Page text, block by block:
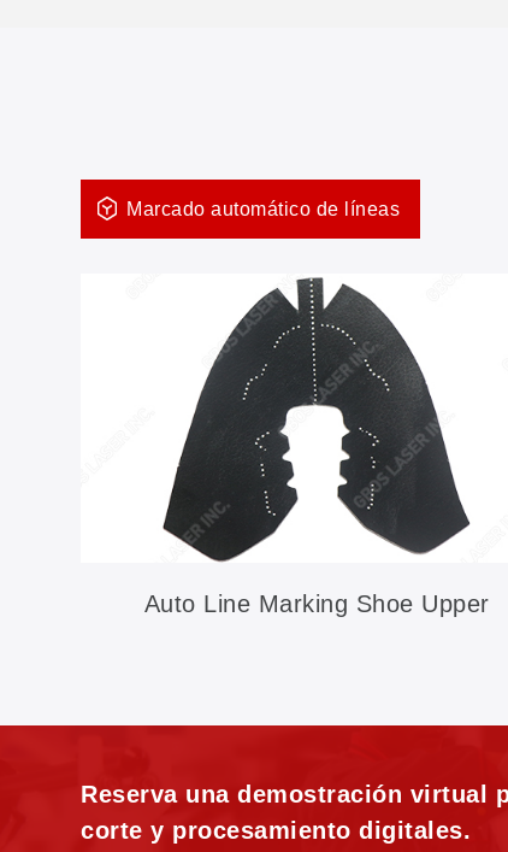
Marcado automático de líneas
Auto Line Marking Shoe Upper
Reserva una demostración virtual
corte y procesamiento digitales.